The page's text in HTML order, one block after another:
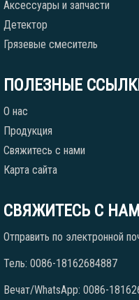
Аксессуары и запчасти
Детектор
Грязевые смеситель
ПОЛЕЗНЫЕ
О нас
Продукция
Свяжитесь с нами
Карта сайта
СВЯЖИТЕСЬ С
Отправить по электронной
Тель: 0086-18162684887
Вечат/WhatsApp: 0086-